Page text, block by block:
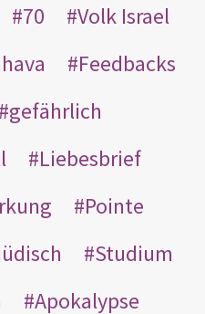
70
Volk Israel
Feedbacks
gefährlich
Liebesbrief
Pointe
Studium
Apokalypse